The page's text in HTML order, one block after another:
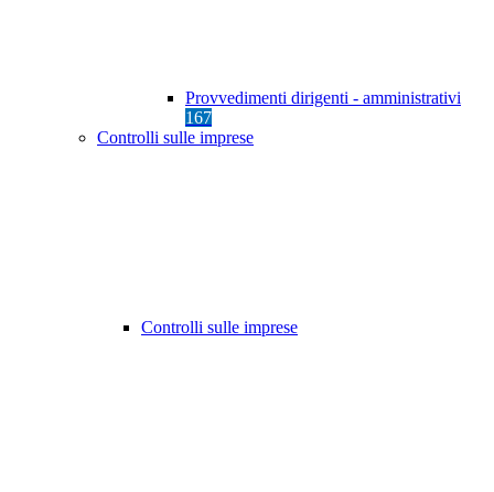
Provvedimenti dirigenti - amministrativi
167
Controlli sulle imprese
Controlli sulle imprese